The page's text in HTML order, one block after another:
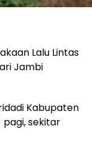
Lalu Lintas
Jambi
Kabupaten
sekitar